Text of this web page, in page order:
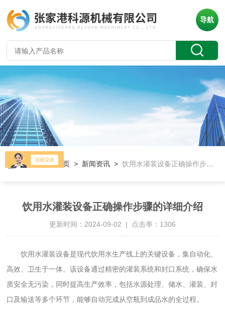
导航
当前位置：首页 > 新闻资讯 >饮用水灌装设备正确操作步骤的详细介绍
饮用水灌装设备正确操作步骤的详细介绍
更新时间：2024-09-02 | 点击率：1306
饮用水灌装设备是现代饮用水生产线上的关键设备，集自动化、
高效、卫生于一体。该设备通过精密的灌装系统和封口系统，确保水
质安全无污染，同时提高生产效率，包括水源处理、储水、灌装、封
口及输送等多个环节，能够自动完成从空瓶到成品水的全过程。